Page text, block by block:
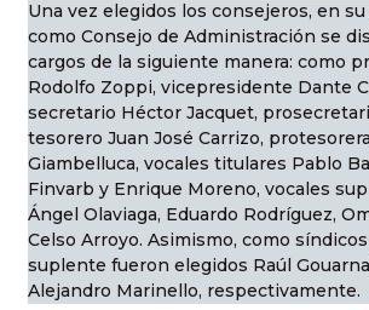
Una vez elegidos los consejeros, en
como Consejo de Administración se
cargos de la siguiente manera: como
Rodolfo Zoppi, vicepresidente Dante
secretario Héctor Jacquet,
tesorero Juan José Carrizo,
Giambelluca, vocales titulares Pablo
Finvarb y Enrique Moreno, vocales
Ángel Olaviaga, Eduardo Rodríguez,
Celso Arroyo. Asimismo, como
suplente fueron elegidos Raúl
Alejandro Marinello, respectivamente.